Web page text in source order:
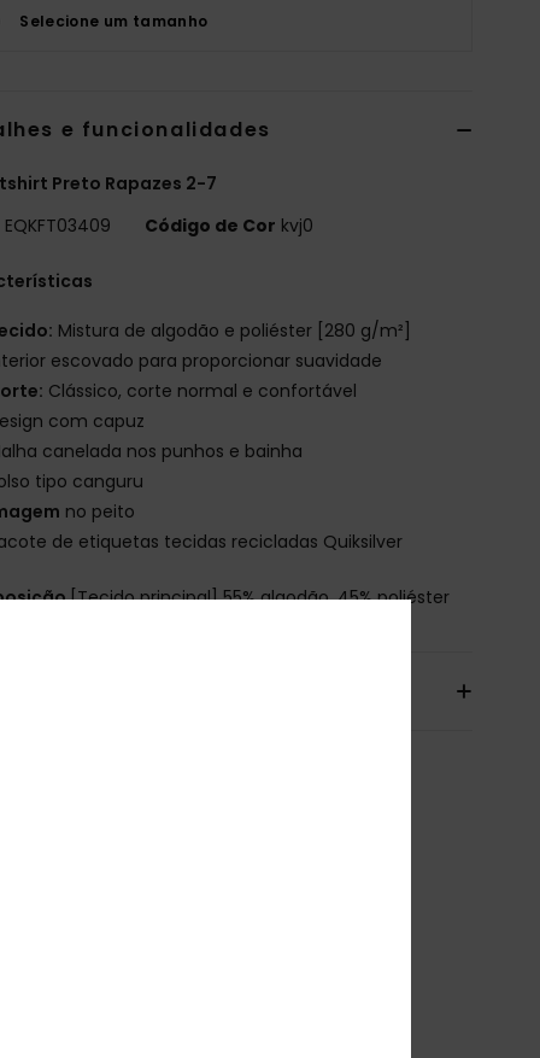
Selecione um tamanho
e funcionalidades
Preto Rapazes 2-7
EQKFT03409 Código de Cor kvj0
Mistura de algodão e poliéster [280 g/m²]
escovado para proporcionar suavidade
Clássico, corte normal e confortável
com capuz
canelada nos punhos e bainha
tipo canguru
no peito
de etiquetas tecidas recicladas Quiksilver
[Tecido principal] 55% algodão, 45% poliéster